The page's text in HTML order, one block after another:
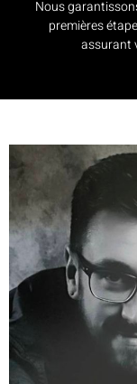
Nous
premières
assurant